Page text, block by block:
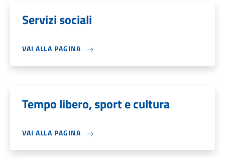
Servizi sociali
VAI ALLA PAGINA
Tempo libero, sport e cultura
VAI ALLA PAGINA